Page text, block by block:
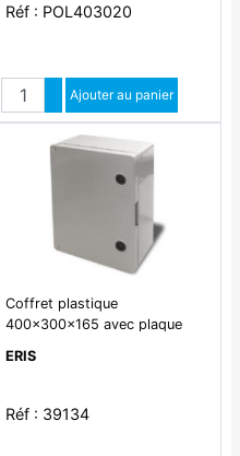
Réf : POL403020
QuantitéAugmenter quantité
Diminuer quantité
Ajouter au panier
Coffret plastique
400x300x165 avec plaque
ERIS
Réf : 39134